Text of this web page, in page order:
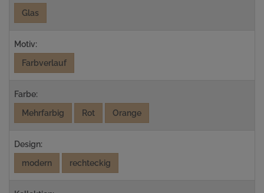
Glas
Motiv:
Farbverlauf
Farbe:
Mehrfarbig
Rot Orange
Design:
modern
rechteckig